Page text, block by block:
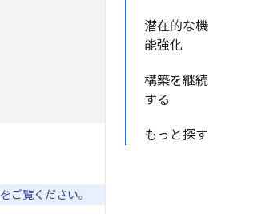
潜在的な機
能強化
構築を継続
する
もっと探す
をご覧ください。